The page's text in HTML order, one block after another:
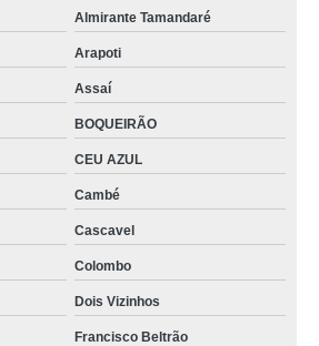
Almirante Tamandaré
Arapoti
Assaí
BOQUEIRÃO
CEU AZUL
Cambé
Cascavel
Colombo
Dois Vizinhos
Francisco Beltrão